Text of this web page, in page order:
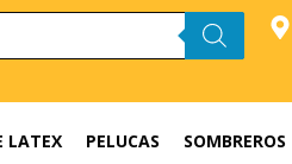
LATEX PELUCAS SOMBREROS